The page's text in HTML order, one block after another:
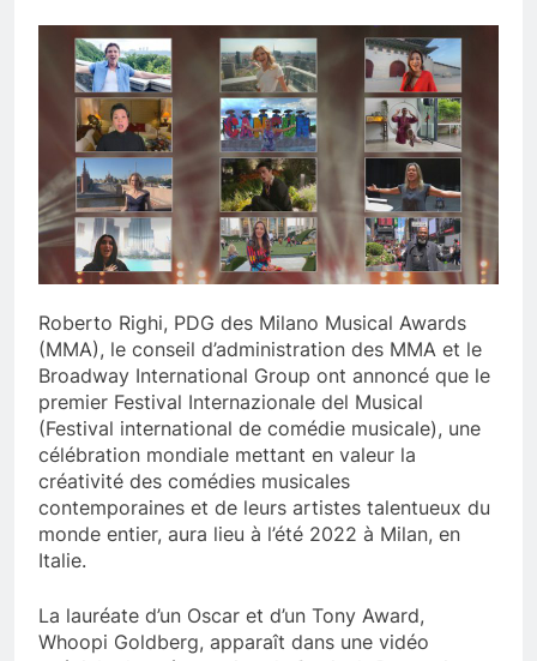
Roberto Righi, PDG des Milano Musical Awards
(MMA), le conseil d’administration des MMA et le
Broadway International Group ont annoncé que le
premier Festival Internazionale del Musical
(Festival international de comédie musicale), une
célébration mondiale mettant en valeur la
créativité des comédies musicales
contemporaines et de leurs artistes talentueux du
monde entier, aura lieu à l’été 2022 à Milan, en
Italie.
La lauréate d’un Oscar et d’un Tony Award,
Whoopi Goldberg, apparaît dans une vidéo